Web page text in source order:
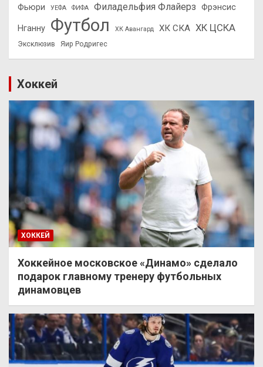
Фьюри
УЕФА ФИФА Филадельфия Флайерз Фрэнсис
Нганну Футбол ХК Авангард ХК СКА ХК ЦСКА
Эксклюзив Яир Родригес
Хоккей
ХОККЕЙ
Хоккейное московское «Динамо» сделало
подарок главному тренеру футбольных
динамовцев